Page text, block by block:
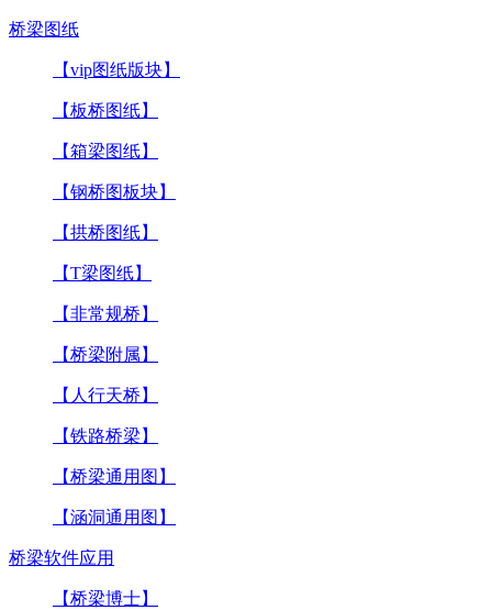
桥梁图纸
【vip图纸版块】
【板桥图纸】
【箱梁图纸】
【钢桥图板块】
【拱桥图纸】
【T梁图纸】
【非常规桥】
【桥梁附属】
【人行天桥】
【铁路桥梁】
【桥梁通用图】
【涵洞通用图】
桥梁软件应用
【桥梁博士】